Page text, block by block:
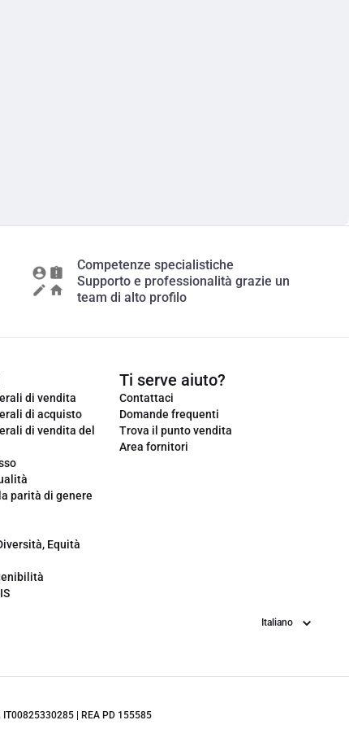
Competenze specialistiche
Supporto e professionalità grazie un
team di alto profilo
di vendita
di acquisto
di vendita del
parità di genere
Equità
Ti serve aiuto?
Contattaci
Domande frequenti
Trova il punto vendita
Area fornitori
Lingua
IT00825330285 | REA PD 155585